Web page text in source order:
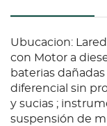
Ubucacion:
con Motor a
baterias
diferencial sin
y sucias ;
suspensión de